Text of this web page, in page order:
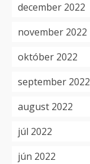
december 2022
november 2022
október 2022
september 2022
august 2022
júl 2022
jún 2022